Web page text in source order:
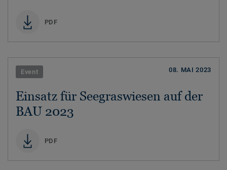
PDF
Event 08. MAI 2023
Einsatz für Seegraswiesen auf der
BAU 2023
PDF